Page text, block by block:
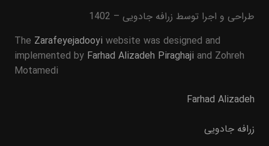
طراحی و اجرا توسط زرافه جادویی – 1402
The Zarafeyejadooyi website was designed and
implemented by Farhad Alizadeh Piraghaji and Zohreh
Motamedi
Farhad Alizadeh
زرافه جادویی